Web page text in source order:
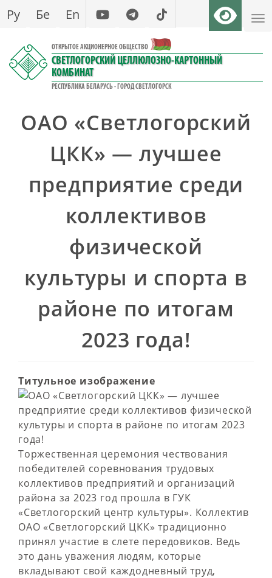
Перейти
содержанию
Ру Бе En
ОТКРЫТОЕ АКЦИОНЕРНОЕ ОБЩЕСТВО
СВЕТЛОГОРСКИЙ ЦЕЛЛЮЛОЗНО-КАРТОННЫЙ
КОМБИНАТ
РЕСПУБЛИКА БЕЛАРУСЬ - ГОРОД СВЕТЛОГОРСК
ОАО «Светлогорский
ЦКК» — лучшее
предприятие среди
коллективов
физической
культуры и спорта в
районе по итогам
2023 года!
Титульное изображение
Торжественная церемония чествования
победителей соревнования трудовых
коллективов предприятий и организаций
района за 2023 год прошла в ГУК
«Светлогорский центр культуры». Коллектив
ОАО «Светлогорский ЦКК» традиционно
принял участие в слете передовиков. Ведь
это дань уважения людям, которые
вкладывают свой каждодневный труд,